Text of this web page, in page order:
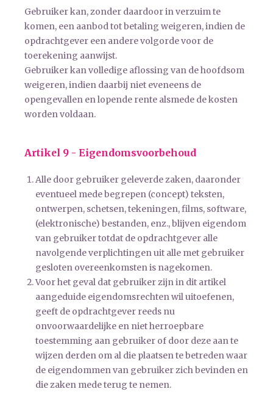
Gebruiker kan, zonder daardoor in verzuim te
komen, een aanbod tot betaling weigeren, indien de
opdrachtgever een andere volgorde voor de
toerekening aanwijst.
Gebruiker kan volledige aflossing van de hoofdsom
weigeren, indien daarbij niet eveneens de
opengevallen en lopende rente alsmede de kosten
worden voldaan.
Artikel 9 - Eigendomsvoorbehoud
Alle door gebruiker geleverde zaken, daaronder
eventueel mede begrepen (concept) teksten,
ontwerpen, schetsen, tekeningen, films, software,
(elektronische) bestanden, enz., blijven eigendom
van gebruiker totdat de opdrachtgever alle
navolgende verplichtingen uit alle met gebruiker
gesloten overeenkomsten is nagekomen.
Voor het geval dat gebruiker zijn in dit artikel
aangeduide eigendomsrechten wil uitoefenen,
geeft de opdrachtgever reeds nu
onvoorwaardelijke en niet herroepbare
toestemming aan gebruiker of door deze aan te
wijzen derden om al die plaatsen te betreden waar
de eigendommen van gebruiker zich bevinden en
die zaken mede terug te nemen.